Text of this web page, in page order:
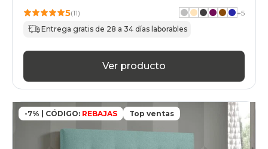
black-
cabeceros
gris-
verde
black-
friday
cabeceros
beis
5(11) +5
Entrega gratis de 28 a 34 días laborables
Ver producto
-7% | CÓDIGO: REBAJAS Top ventas